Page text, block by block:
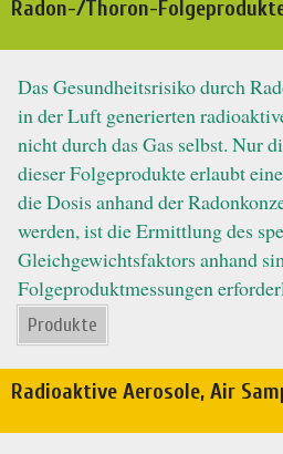
Radon-/Thoron-
Das Gesundheitsrisiko durch
in der Luft generierten
nicht durch das Gas selbst. Nur
dieser Folgeprodukte erlaubt
die Dosis anhand der
werden, ist die Ermittlung des
Gleichgewichtsfaktors anhand
Folgeproduktmessungen
Produkte
Radioaktive Aerosole, Air